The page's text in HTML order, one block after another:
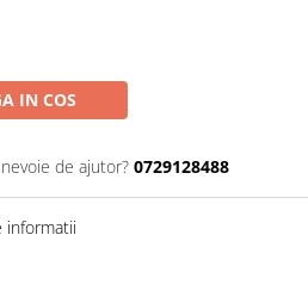
IN COS
de ajutor? 0729128488
informatii